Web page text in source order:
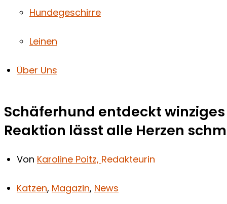
Hundegeschirre
Leinen
Über Uns
Schäferhund entdeckt
Reaktion lässt alle Herzen
Von Karoline Poitz, Redakteurin
Katzen, Magazin, News